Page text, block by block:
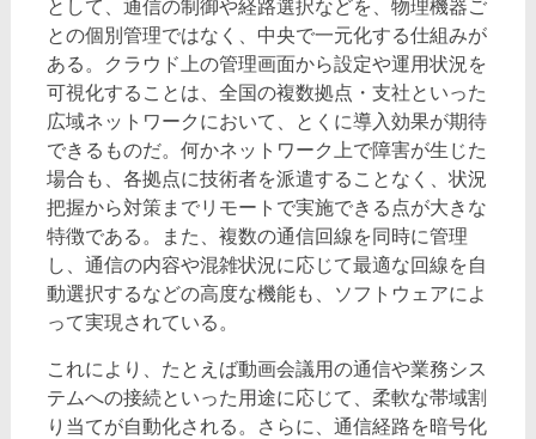
として、通信の制御や経路選択などを、物理機器ご
との個別管理ではなく、中央で一元化する仕組みが
ある。クラウド上の管理画面から設定や運用状況を
可視化することは、全国の複数拠点・支社といった
広域ネットワークにおいて、とくに導入効果が期待
できるものだ。何かネットワーク上で障害が生じた
場合も、各拠点に技術者を派遣することなく、状況
把握から対策までリモートで実施できる点が大きな
特徴である。また、複数の通信回線を同時に管理
し、通信の内容や混雑状況に応じて最適な回線を自
動選択するなどの高度な機能も、ソフトウェアによ
って実現されている。
これにより、たとえば動画会議用の通信や業務シス
テムへの接続といった用途に応じて、柔軟な帯域割
り当てが自動化される。さらに、通信経路を暗号化